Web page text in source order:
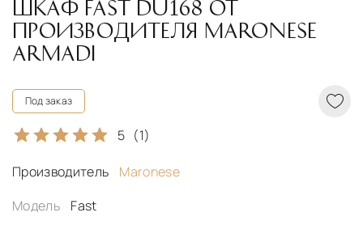
ШКАФ FAST DU168 ОТ
ПРОИЗВОДИТЕЛЯ MARONESE
ARMADI
Под заказ
5 (1)
Производитель
Maronese
Модель
Fast